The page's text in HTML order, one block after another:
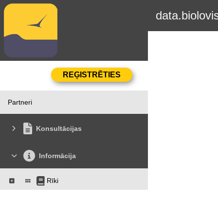
Partneri
Konsultācijas
Informācija
Rīki